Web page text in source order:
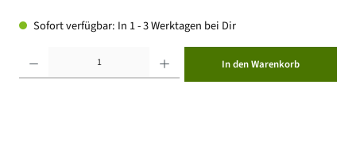
Sofort verfügbar: In 1 - 3 Werktagen bei Dir
In den Warenkorb